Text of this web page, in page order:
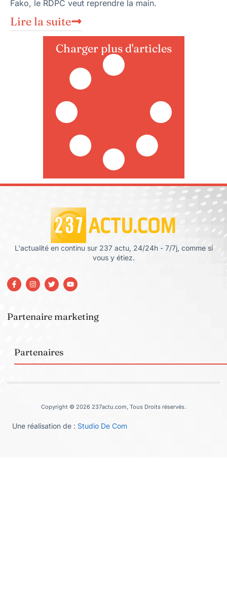
Fako, le RDPC veut reprendre la main.
Lire la suite
Charger plus d'articles
L'actualité en continu sur 237 actu, 24/24h - 7/7j, comme si
vous y étiez.
Partenaire marketing
Partenaires
Copyright © 2026 237actu.com, Tous Droits réservés.
Une réalisation de : Studio De Com